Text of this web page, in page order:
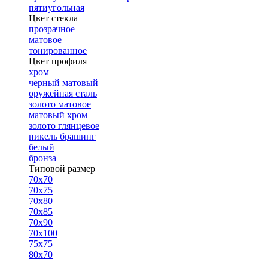
пятиугольная
Цвет стекла
прозрачное
матовое
тонированное
Цвет профиля
хром
черный матовый
оружейная сталь
золото матовое
матовый хром
золото глянцевое
никель брашинг
белый
бронза
Типовой размер
70х70
70х75
70х80
70х85
70х90
70х100
75х75
80х70